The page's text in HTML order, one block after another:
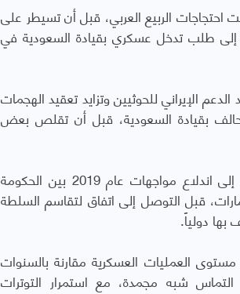
احتجاجات الربيع العربي، قبل أن تسيطر على
اليمنية إلى طلب تدخل عسكري بقيادة السعودية في
الإيراني للحوثيين وتزايد تعقيد الهجمات
بقيادة السعودية، قبل أن تقلص بعض
كما استعرض التقرير الانقسامات داخل المعسكر المناهض للحوثيين، مشيرا إلى اندلاع مواجهات عام 2019 بين الحكومة
قبل التوصل إلى اتفاق لتقاسم السلطة
.
التنفيذ عام 2022 ساهمت في خفض مستوى العمليات العسكرية مقارنة بالسنوات
شبه مجمدة، مع استمرار التوترات